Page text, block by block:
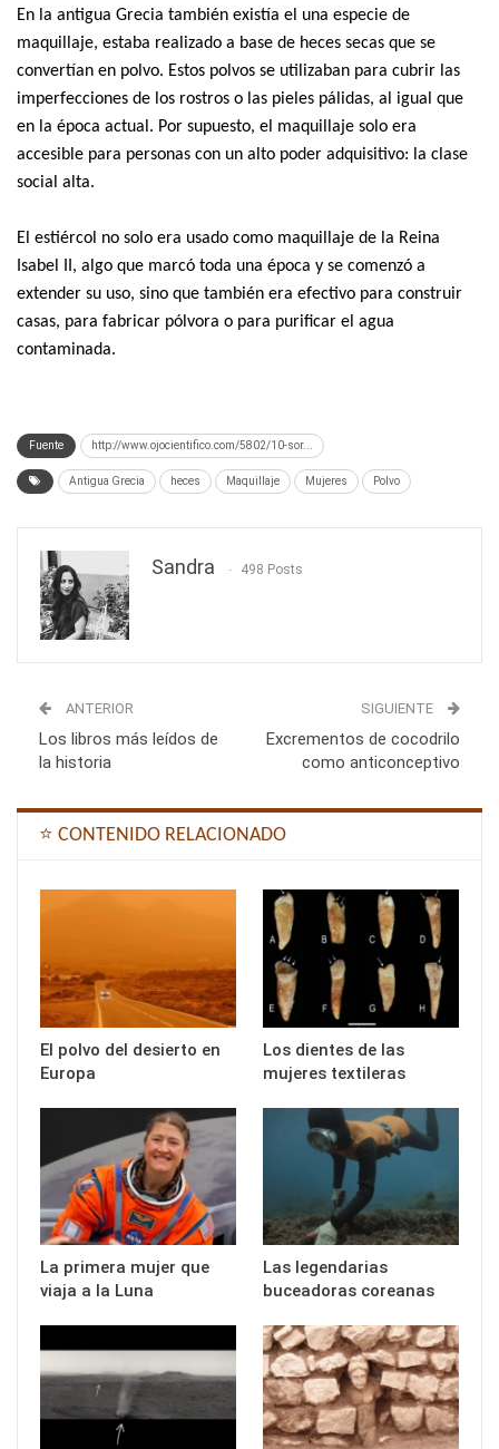
En la antigua Grecia también existía el una especie de
maquillaje, estaba realizado a base de heces secas que se
convertían en polvo. Estos polvos se utilizaban para cubrir las
imperfecciones de los rostros o las pieles pálidas, al igual que
en la época actual. Por supuesto, el maquillaje solo era
accesible para personas con un alto poder adquisitivo: la clase
social alta.
El estiércol no solo era usado como maquillaje de la Reina
Isabel II, algo que marcó toda una época y se comenzó a
extender su uso, sino que también era efectivo para construir
casas, para fabricar pólvora o para purificar el agua
contaminada.
Fuente http://www.ojocientifico.com/5802/10-sor...
Antigua Grecia heces Maquillaje Mujeres Polvo
Sandra 498 Posts
ANTERIOR
Los libros más leídos de
la historia
SIGUIENTE
Excrementos de cocodrilo
como anticonceptivo
⭐ CONTENIDO RELACIONADO
El polvo del desierto en
Europa
Los dientes de las
mujeres textileras
La primera mujer que
viaja a la Luna
Las legendarias
buceadoras coreanas